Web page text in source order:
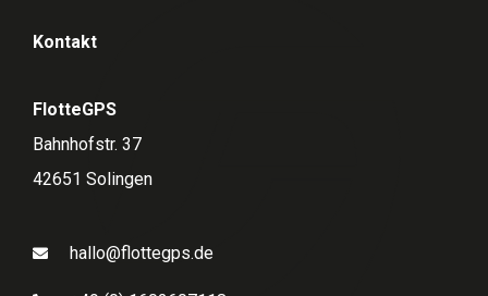
Kontakt
FlotteGPS
Bahnhofstr. 37
42651 Solingen
hallo@flottegps.de